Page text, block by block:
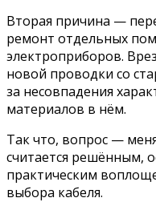
Вторая причина —
ремонт отдельных
электроприборов.
новой проводки со
за несовпадения
материалов в нём.
Так что, вопрос —
считается решённым,
практическим
выбора кабеля.